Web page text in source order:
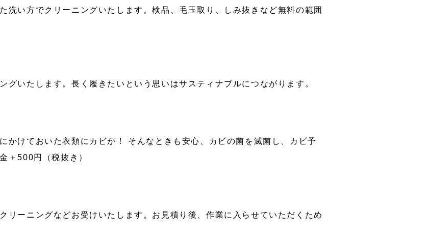
洗い方でクリーニングいたします。検品、毛玉取り、しみ抜きなど無料の範囲
グいたします。長く履きたいという思いはサスティナブルにつながります。
かけておいた衣類にカビが！ そんなときも安心、カビの菌を滅菌し、カビ予
＋500円（税抜き）
リーニングなどお受けいたします。お見積り後、作業に入らせていただくため